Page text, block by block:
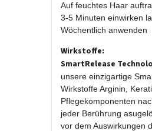
Auf feuchtes Haar
3-5 Minuten einwirken
Wöchentlich anwenden
Wirkstoffe:
SmartRelease
unsere einzigartige
Wirkstoffe Arginin,
Pflegekomponenten
jeder Berührung
vor dem Auswirkungen